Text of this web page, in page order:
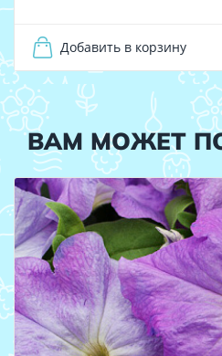
Добавить в корзину
ВАМ МОЖЕТ